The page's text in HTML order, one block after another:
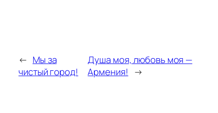
← Мы за
чистый город!
Душа моя, любовь моя —
Армения! →